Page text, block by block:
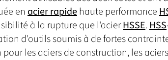
en acier rapidehaute performance
à la rupture que l'acierHSSE.HSS
d'outils soumis à de fortes
les aciers de construction, les